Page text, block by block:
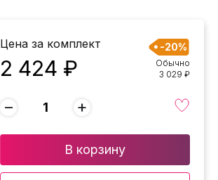
Цена за комплект
2 424 ₽
-20%
Обычно
3 029 ₽
− +
В корзину